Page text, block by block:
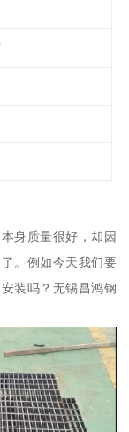
身质量很好，却因
。例如今天我们要
装吗？无锡昌鸿钢